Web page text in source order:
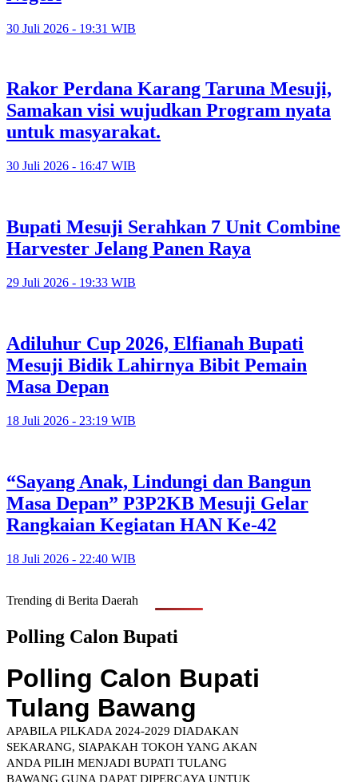
30 Juli 2026 - 19:31 WIB
Rakor Perdana Karang Taruna Mesuji,
Samakan visi wujudkan Program nyata
untuk masyarakat.
30 Juli 2026 - 16:47 WIB
Bupati Mesuji Serahkan 7 Unit Combine
Harvester Jelang Panen Raya
29 Juli 2026 - 19:33 WIB
Adiluhur Cup 2026, Elfianah Bupati
Mesuji Bidik Lahirnya Bibit Pemain
Masa Depan
18 Juli 2026 - 23:19 WIB
“Sayang Anak, Lindungi dan Bangun
Masa Depan” P3P2KB Mesuji Gelar
Rangkaian Kegiatan HAN Ke-42
18 Juli 2026 - 22:40 WIB
Trending di Berita Daerah
Polling Calon Bupati